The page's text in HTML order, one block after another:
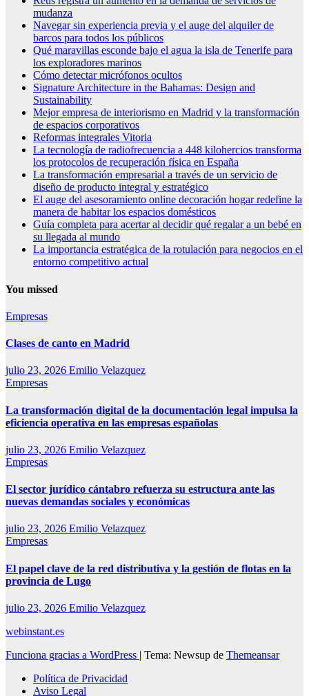
mudanza
Navegar sin experiencia previa y el auge del alquiler de
barcos para todos los públicos
Qué maravillas esconde bajo el agua la isla de Tenerife para
los exploradores marinos
Cómo detectar micrófonos ocultos
Signature Architecture in the Bahamas: Design and
Sustainability
Mejor empresa de interiorismo en Madrid y la transformación
de espacios corporativos
Reformas integrales Vitoria
La tecnología de radiofrecuencia a 448 kilohercios transforma
los protocolos de recuperación física en España
La transformación empresarial a través de un servicio de
diseño de producto integral y estratégico
El auge del asesoramiento online decoración hogar redefine la
manera de habitar los espacios domésticos
Guía completa para acertar al decidir qué regalar a un bebé en
su llegada al mundo
La importancia estratégica de la rotulación para negocios en el
entorno competitivo actual
You missed
Empresas
Clases de canto en Madrid
julio 23, 2026 Emilio Velazquez
Empresas
La transformación digital de la documentación legal impulsa la
eficiencia operativa en las empresas españolas
julio 23, 2026 Emilio Velazquez
Empresas
El sector jurídico cántabro refuerza su estructura ante las
nuevas demandas sociales y económicas
julio 23, 2026 Emilio Velazquez
Empresas
El papel clave de la red distributiva y la gestión de flotas en la
provincia de Lugo
julio 23, 2026 Emilio Velazquez
webinstant.es
Funciona gracias a WordPress | Tema: Newsup de Themeansar
Política de Privacidad
Aviso Legal